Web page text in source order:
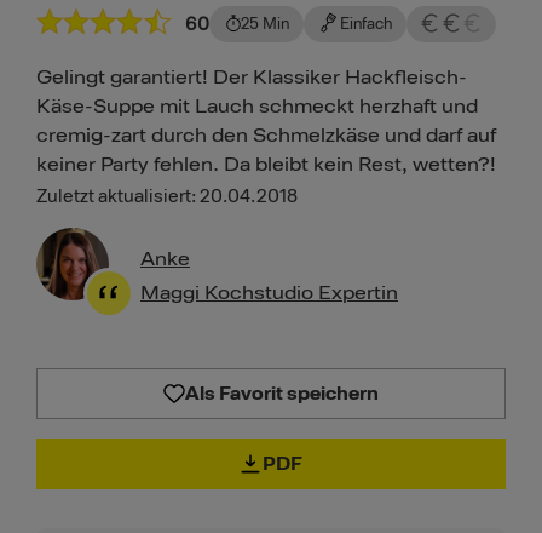
60 25 Min Einfach
Gelingt garantiert! Der Klassiker Hackfleisch-
Käse-Suppe mit Lauch schmeckt herzhaft und
cremig-zart durch den Schmelzkäse und darf auf
keiner Party fehlen. Da bleibt kein Rest, wetten?!
Zuletzt aktualisiert: 20.04.2018
Anke
Maggi Kochstudio Expertin
Als Favorit speichern
PDF